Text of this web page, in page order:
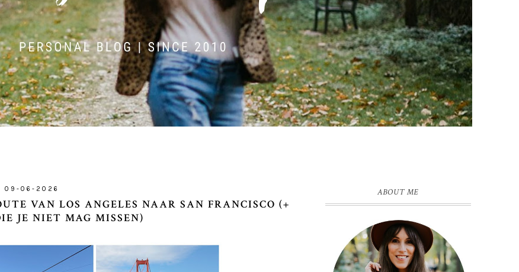
09-06-2026
VAN LOS ANGELES NAAR SAN FRANCISCO (+
JE NIET MAG MISSEN)
ABOUT ME